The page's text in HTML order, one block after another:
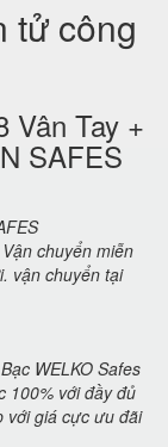
tử công
Vân Tay +
SAFES
chuyển miễn
vận chuyển tại
WELKO Safes
100% với đầy đủ
với giá cực ưu đãi